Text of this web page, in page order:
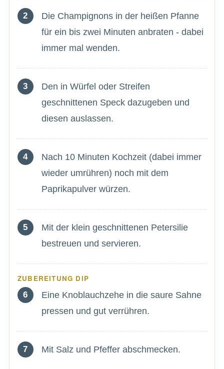
Die Champignons in der heißen Pfanne
für ein bis zwei Minuten anbraten - dabei
immer mal wenden.
Den in Würfel oder Streifen
geschnittenen Speck dazugeben und
diesen auslassen.
Nach 10 Minuten Kochzeit (dabei immer
wieder umrühren) noch mit dem
Paprikapulver würzen.
Mit der klein geschnittenen Petersilie
bestreuen und servieren.
ZUBEREITUNG DIP
Eine Knoblauchzehe in die saure Sahne
pressen und gut verrühren.
Mit Salz und Pfeffer abschmecken.